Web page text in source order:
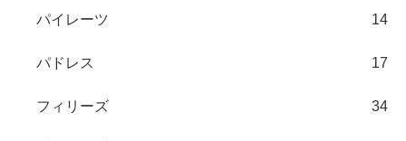
パイレーツ 14
パドレス 17
フィリーズ 34